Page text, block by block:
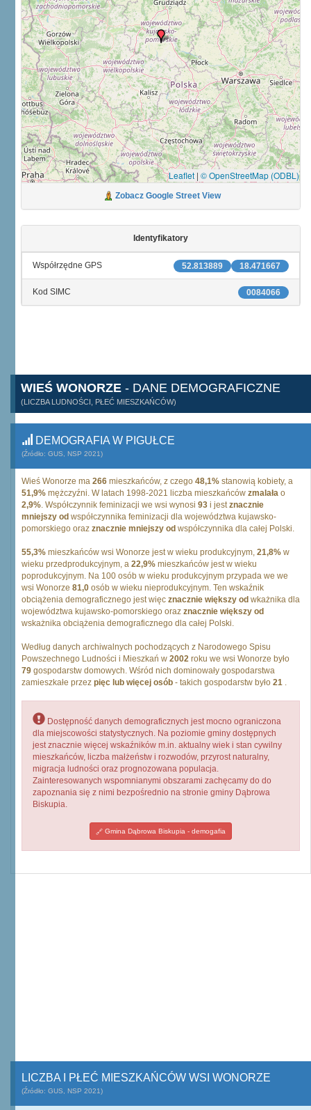
Leaflet | © OpenStreetMap (ODBL)
Zobacz Google Street View
Identyfikatory
18.471667
52.813889
Współrzędne GPS
0084066
Kod SIMC
WIEŚ WONORZE - DANE DEMOGRAFICZNE
(LICZBA LUDNOŚCI, PŁEĆ MIESZKAŃCÓW)
DEMOGRAFIA W PIGUŁCE
(Źródło: GUS, NSP 2021)
Wieś Wonorze ma 266 mieszkańców, z czego 48,1% stanowią kobiety, a
51,9% mężczyźni. W latach 1998-2021 liczba mieszkańców zmalała o
2,9%. Współczynnik feminizacji we wsi wynosi 93 i jestznacznie
mniejszy od współczynnika feminizacji dla województwa kujawsko-
pomorskiego oraz znacznie mniejszy od współczynnika dla całej Polski.
55,3% mieszkańców wsi Wonorze jest w wieku produkcyjnym, 21,8% w
wieku przedprodukcyjnym, a 22,9% mieszkańców jest w wieku
poprodukcyjnym. Na 100 osób w wieku produkcyjnym przypada we we
wsi Wonorze 81,0 osób w wieku nieprodukcyjnym. Ten wskaźnik
obciążenia demograficznego jest więc znacznie większy od wkażnika dla
województwa kujawsko-pomorskiego oraz znacznie większy od
wskażnika obciążenia demograficznego dla całej Polski.
Według danych archiwalnych pochodzących z Narodowego Spisu
Powszechnego Ludności i Mieszkań w 2002 roku we wsi Wonorze było
79 gospodarstw domowych. Wśród nich dominowały gospodarstwa
zamieszkałe przez pięc lub więcej osób - takich gospodarstw było 21 .
Dostępność danych demograficznych jest mocno ograniczona
dla miejscowości statystycznych. Na poziomie gminy dostępnych
jest znacznie więcej wskaźników m.in. aktualny wiek i stan cywilny
mieszkańców, liczba małżeństw i rozwodów, przyrost naturalny,
migracja ludności oraz prognozowana populacja.
Zainteresowanych wspomnianymi obszarami zachęcamy do do
zapoznania się z nimi bezpośrednio na stronie gminy Dąbrowa
Biskupia.
Gmina Dąbrowa Biskupia - demogafia
LICZBA I PŁEĆ MIESZKAŃCÓW WSI WONORZE
(Źródło: GUS, NSP 2021)